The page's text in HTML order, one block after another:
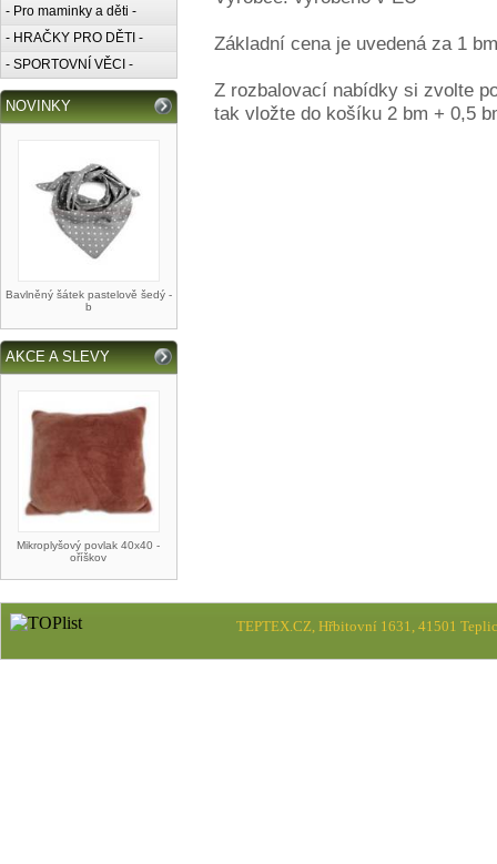
- Pro maminky a děti -
- HRAČKY PRO DĚTI -
- SPORTOVNÍ VĚCI -
NOVINKY
Bavlněný šátek pastelově šedý -
b
AKCE A SLEVY
Mikroplyšový povlak 40x40 -
oříškov
Základní cena je uvedená za 1
Z rozbalovací nabídky si zvolte
tak vložte do košíku 2 bm + 0,5
TEPTEX.CZ, Hřbitovní 1631, 41501